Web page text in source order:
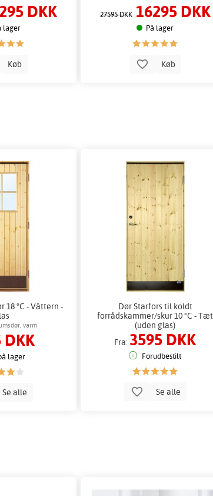
DKK
lager
Køb
27595 DKK 16295 DKK
På lager
Køb
18 °C - Vättern -
varm
DKK
lager
Se alle
Dør Starfors til koldt
forrådskammer/skur 10 °C - Tæt
(uden glas)
Fra: 3595 DKK
Forudbestilt
Se alle